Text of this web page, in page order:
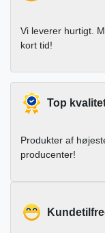
Vi leverer hurtigt.
kort tid!
Top
Produkter af
producenter!